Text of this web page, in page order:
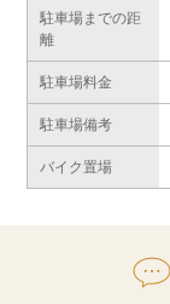
駐車場までの距
離
駐車場料金
駐車場備考
バイク置場